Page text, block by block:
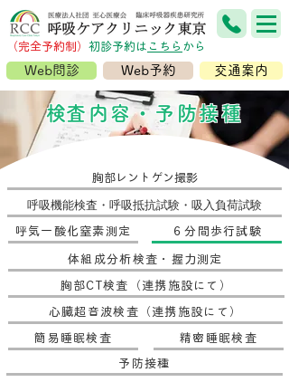
（完全予約制） ​初診予約は こちら から
Web問診 Web予約 交通案内
​検査内容・予防接種
胸部レントゲン撮影
呼吸機能検査・呼吸抵抗試験・吸入負荷試験
呼気一酸化窒素測定 ６分間歩行試験
体組成分析検査・握力測定
胸部CT検査（連携施設にて）
心臓超音波検査（連携施設にて）
簡易睡眠検査 精密睡眠検査
予防接種